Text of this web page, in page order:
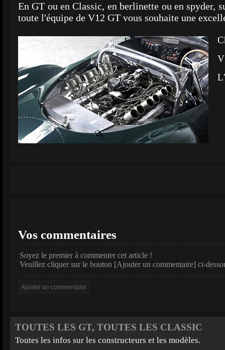
En GT ou en Classic, en berlinette ou en spyder,
toute l'équipe de V12 GT vous souhaite une
Vos commentaires
Soyez le premier à commenter cet article !
Veuillez cliquer sur le bouton [Ajouter un commentaire] ci-
TOUTES LES GT, TOUTES LES CLASSIC
Toutes les infos sur les constructeurs et les modèles.